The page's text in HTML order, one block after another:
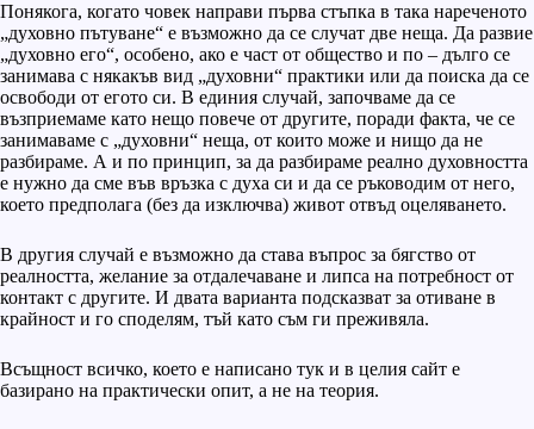
Понякога, когато човек направи първа стъпка в така нареченото
„духовно пътуване“ е възможно да се случат две неща. Да развие
„духовно его“, особено, ако е част от общество и по – дълго се
занимава с някакъв вид „духовни“ практики или да поиска да се
освободи от егото си. В единия случай, започваме да се
възприемаме като нещо повече от другите, поради факта, че се
занимаваме с „духовни“ неща, от които може и нищо да не
разбираме. А и по принцип, за да разбираме реално духовността
е нужно да сме във връзка с духа си и да се ръководим от него,
което предполага (без да изключва) живот отвъд оцеляването.
В другия случай е възможно да става въпрос за бягство от
реалността, желание за отдалечаване и липса на потребност от
контакт с другите. И двата варианта подсказват за отиване в
крайност и го споделям, тъй като съм ги преживяла.
Всъщност всичко, което е написано тук и в целия сайт е
базирано на практически опит, а не на теория.